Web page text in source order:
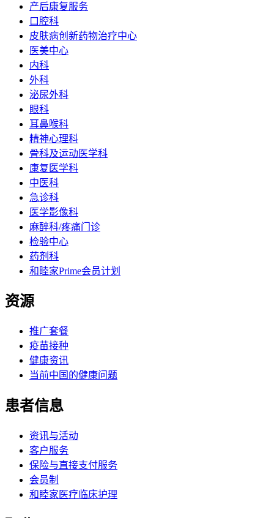
产后康复服务
口腔科
皮肤病创新药物治疗中心
医美中心
内科
外科
泌尿外科
眼科
耳鼻喉科
精神心理科
骨科及运动医学科
康复医学科
中医科
急诊科
医学影像科
麻醉科/疼痛门诊
检验中心
药剂科
和睦家Prime会员计划
资源
推广套餐
疫苗接种
健康资讯
当前中国的健康问题
患者信息
资讯与活动
客户服务
保险与直接支付服务
会员制
和睦家医疗临床护理